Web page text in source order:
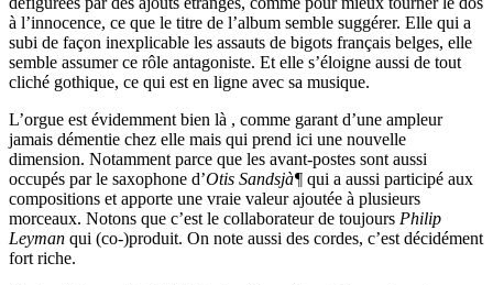
à l’innocence, ce que le titre de l’album semble suggérer. Elle qui a
subi de façon inexplicable les assauts de bigots français belges, elle
semble assumer ce rôle antagoniste. Et elle s’éloigne aussi de tout
cliché gothique, ce qui est en ligne avec sa musique.
L’orgue est évidemment bien là , comme garant d’une ampleur
jamais démentie chez elle mais qui prend ici une nouvelle
dimension. Notamment parce que les avant-postes sont aussi
occupés par le saxophone d’Otis Sandsjà¶ qui a aussi participé aux
compositions et apporte une vraie valeur ajoutée à plusieurs
morceaux. Notons que c’est le collaborateur de toujours Philip
Leyman qui (co-)produit. On note aussi des cordes, c’est décidément
fort riche.